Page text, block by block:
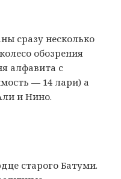
сразу несколько
обозрения
алфавита с
— 14 лари) а
и Нино.
старого Батуми.